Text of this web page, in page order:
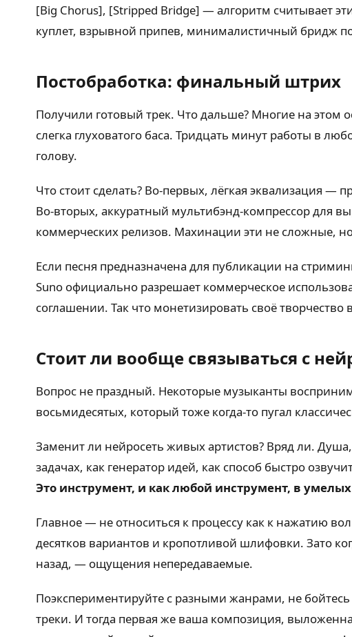
[Big Chorus], [Stripped Bridge] — алгоритм считывает
куплет, взрывной припев, минималистичный бридж
Постобработка: финальный штрих
Получили готовый трек. Что дальше? Многие на этом
слегка глуховатого баса. Тридцать минут работы в
голову.
Что стоит сделать? Во-первых, лёгкая эквализация —
Во-вторых, аккуратный мультибэнд-компрессор для
коммерческих релизов. Махинации эти не сложные,
Если песня предназначена для публикации на
Suno официально разрешает коммерческое
соглашении. Так что монетизировать своё творчество
Стоит ли вообще связываться с
Вопрос не праздный. Некоторые музыканты
восьмидесятых, который тоже когда-то пугал
Заменит ли нейросеть живых артистов? Вряд ли.
задачах, как генератор идей, как способ быстро
Это инструмент, и как любой инструмент, в
Главное — не относиться к процессу как к нажатию
десятков вариантов и кропотливой шлифовки. Зато
назад, — ощущения непередаваемые.
Поэкспериментируйте с разными жанрами, не
треки. И тогда первая же ваша композиция,